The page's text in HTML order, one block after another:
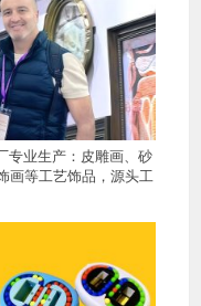
专业生产：皮雕画、砂
画等工艺饰品，源头工